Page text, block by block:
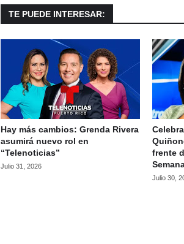
TE PUEDE INTERESAR:
Hay más cambios: Grenda Rivera
asumirá nuevo rol en
“Telenoticias”
Julio 31, 2026
frente
Julio 30,